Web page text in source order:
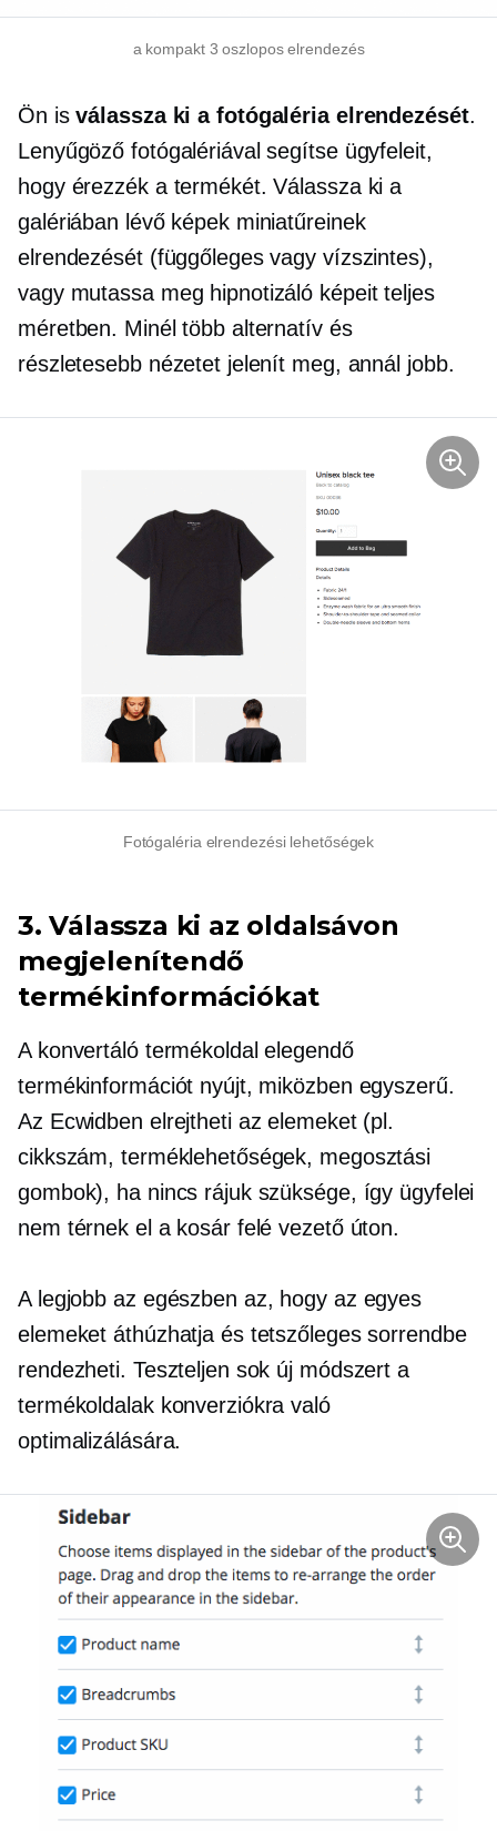
a kompakt 3 oszloposelrendezés
Ön isválassza ki a fotógaléria elrendezését.
Lenyűgöző fotógalériával segítse ügyfeleit,
hogy érezzék a termékét. Válassza ki a
galériában lévő képek miniatűreinek
elrendezését (függőleges vagy vízszintes),
vagy mutassa meg hipnotizáló képeit teljes
méretben. Minél több alternatív és
részletesebb nézetet jelenít meg, annál jobb.
Fotógaléria elrendezési lehetőségek
3. Válassza ki az oldalsávon
megjelenítendő
termékinformációkat
A konvertáló termékoldal elegendő
termékinformációt nyújt, miközben egyszerű.
Az Ecwidben elrejtheti az elemeket (pl.
cikkszám, terméklehetőségek, megosztási
gombok), ha nincs rájuk szüksége, így ügyfelei
nem térnek el a kosár felé vezető úton.
A legjobb az egészben az, hogy az egyes
elemeket áthúzhatja és tetszőleges sorrendbe
rendezheti. Teszteljen sok új módszert a
termékoldalak konverziókra való
optimalizálására.